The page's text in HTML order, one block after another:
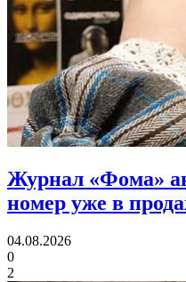
Журнал «Фома»
номер уже в
04.08.2026
0
2